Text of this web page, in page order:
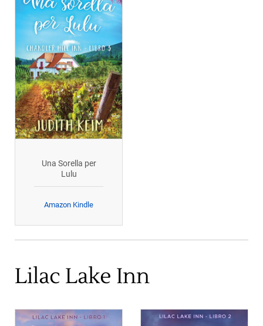
Una Sorella per
Lulu
Amazon Kindle
Lilac Lake Inn